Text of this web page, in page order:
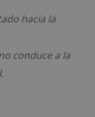
hacia la
conduce a la